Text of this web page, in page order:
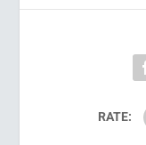
RATE: